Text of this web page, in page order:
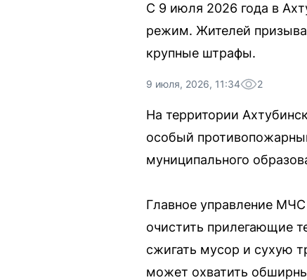
С 9 июля 2026 года в
режим. Жителей
крупные штрафы.
9 июля, 2026, 11:34 2
На территории
особый
муниципального
Главное управление
очистить прилегающие
сжигать мусор и сухую
может охватить